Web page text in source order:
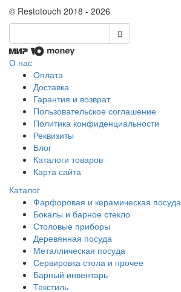
© Restotouch 2018 - 2026
О нас
Оплата
Доставка
Гарантия и возврат
Пользовательское соглашение
Политика конфиденциальности
Реквизиты
Блог
Каталоги товаров
Карта сайта
Каталог
Фарфоровая и керамическая посуда
Бокалы и барное стекло
Столовые приборы
Деревянная посуда
Металлическая посуда
Сервировка стола и прочее
Барный инвентарь
Текстиль